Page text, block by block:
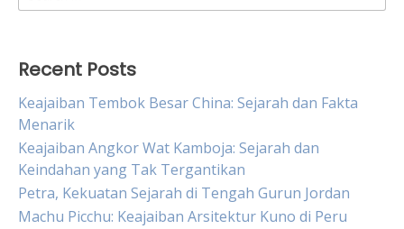
for:
Recent Posts
Keajaiban Tembok Besar China: Sejarah dan Fakta
Menarik
Keajaiban Angkor Wat Kamboja: Sejarah dan
Keindahan yang Tak Tergantikan
Petra, Kekuatan Sejarah di Tengah Gurun Jordan
Machu Picchu: Keajaiban Arsitektur Kuno di Peru